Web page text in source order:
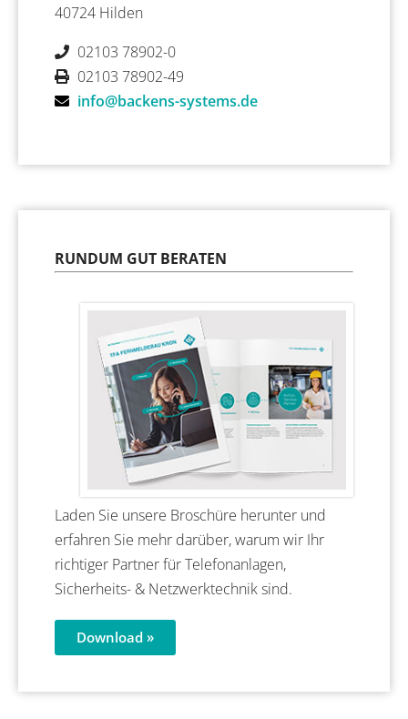
40724 Hilden
02103 78902-0
02103 78902-49
info@backens-systems.de
RUNDUM GUT BERATEN
Laden Sie unsere Broschüre herunter und
erfahren Sie mehr darüber, warum wir Ihr
richtiger Partner für Telefonanlagen,
Sicherheits- & Netzwerktechnik sind.
Download »